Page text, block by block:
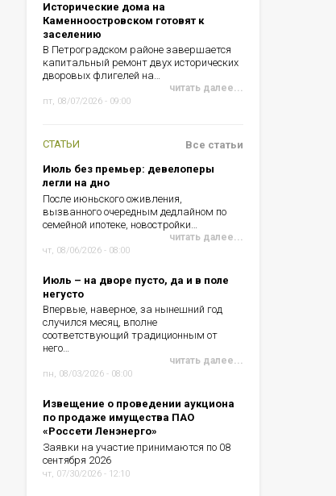
Исторические дома на
Каменноостровском готовят к
заселению
В Петроградском районе завершается
капитальный ремонт двух исторических
дворовых флигелей на…
читать далее...
пт, 08/07/2026 - 09:00
СТАТЬИ
Июль без премьер: девелоперы
легли на дно
После июньского оживления,
вызванного очередным дедлайном по
семейной ипотеке, новостройки…
читать далее...
чт, 08/06/2026 - 08:00
Июль – на дворе пусто, да и в поле
негусто
Впервые, наверное, за нынешний год
случился месяц, вполне
соответствующий традиционным от
него…
читать далее...
пн, 08/03/2026 - 08:00
Извещение о проведении аукциона
по продаже имущества ПАО
«Россети Ленэнерго»
Заявки на участие принимаются по 08
сентября 2026
чт, 07/30/2026 - 12:10
Все статьи